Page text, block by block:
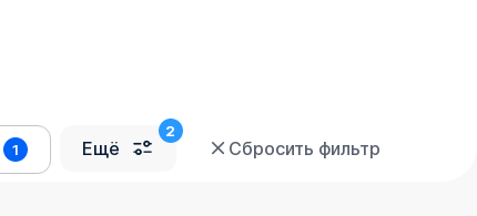
1 Ещё Сбросить фильтр